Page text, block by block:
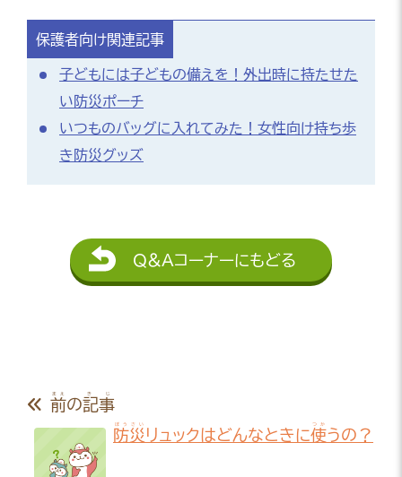
保護者向け関連記事
子どもには子どもの備えを！外出時に持たせた
い防災ポーチ
いつものバッグに入れてみた！女性向け持ち歩
き防災グッズ
Q&Aコーナーにもどる
前
まえ
の記事
きじ
防災
ぼうさい
リュックはどんなときに使
つか
うの？